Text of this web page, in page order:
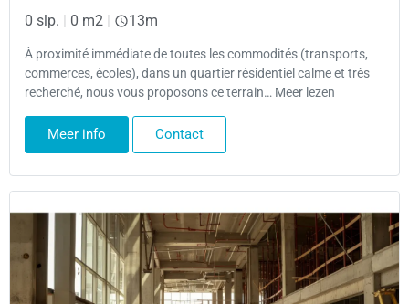
0 slp. | 0 m2 | 13m
À proximité immédiate de toutes les commodités (transports,
commerces, écoles), dans un quartier résidentiel calme et très
recherché, nous vous proposons ce terrain… Meer lezen
Meer info Contact